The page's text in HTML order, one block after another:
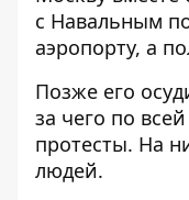
с Навальным
аэропорту, а
Позже его
за чего по
протесты. На
людей.